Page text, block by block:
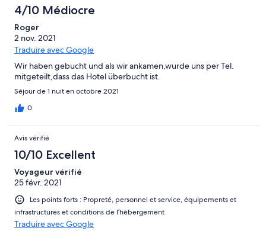
4/10 Médiocre
Roger
2 nov. 2021
Traduire avec Google
Wir haben gebucht und als wir ankamen,wurde uns per Tel.
mitgeteilt,dass das Hotel überbucht ist.
Séjour de 1 nuit en octobre 2021
0
Avis vérifié
10/10 Excellent
Voyageur vérifié
25 févr. 2021
Les points forts : Propreté, personnel et service, équipements et
infrastructures et conditions de l’hébergement
Traduire avec Google